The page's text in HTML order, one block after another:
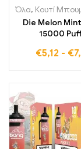
Όλα, Κουτί Μπουμ
Die Melon
15000
Disposable
πεπονιού με
φρεσκάδα της
€5,12 - €